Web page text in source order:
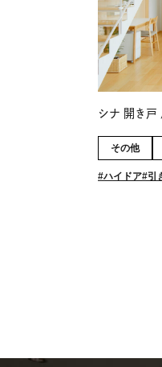
シナ 開き
その他
ハイドア 引